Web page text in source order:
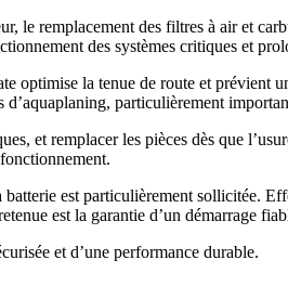
le remplacement des filtres à air et
des systèmes critiques et
la tenue de route et prévient
particulièrement
et remplacer les pièces dès que
est particulièrement sollicitée.
est la garantie d’un démarrage
et d’une performance durable.